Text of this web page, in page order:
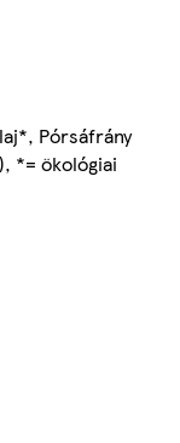
Pórsáfrány
*= ökológiai